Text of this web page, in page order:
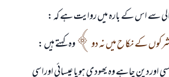
سے اس کے بارہ میں روایت ہے کہ :
کے نکا ح میں نہ دو
وہ کہتے ہیں :
چاہے وہ یھودی ہویا عیسائي اوراسی